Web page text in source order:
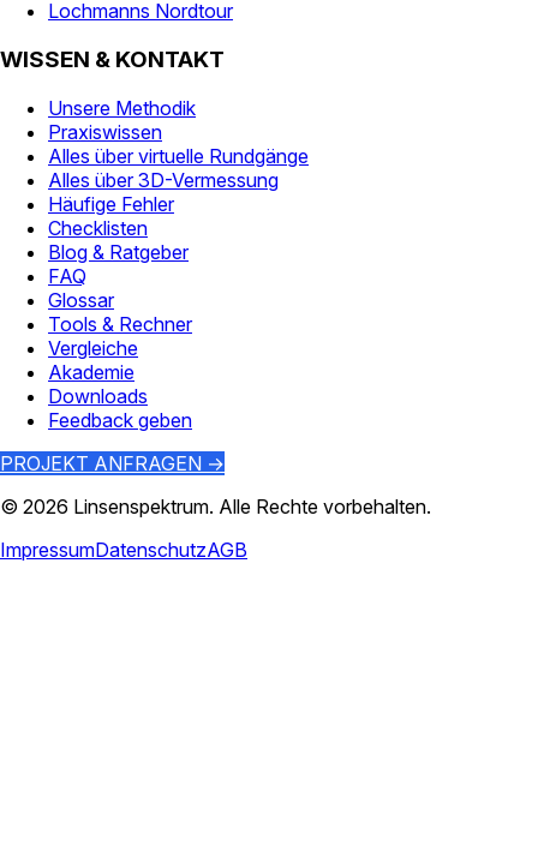
Lochmanns Nordtour
WISSEN & KONTAKT
Unsere Methodik
Praxiswissen
Alles über virtuelle Rundgänge
Alles über 3D-Vermessung
Häufige Fehler
Checklisten
Blog & Ratgeber
FAQ
Glossar
Tools & Rechner
Vergleiche
Akademie
Downloads
Feedback geben
PROJEKT ANFRAGEN →
© 2026 Linsenspektrum. Alle Rechte vorbehalten.
ImpressumDatenschutzAGB